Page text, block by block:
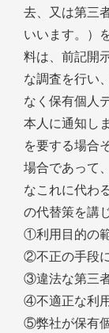
去、又は第三
いいます。）
料は、前記開
な調査を行い
なく保有個人
本人に通知し
を要する場合
場合であって
なこれに代わ
の代替策を講
①利用目的の
②不正の手段
③違法な第三
④不適正な利
⑤弊社が保有